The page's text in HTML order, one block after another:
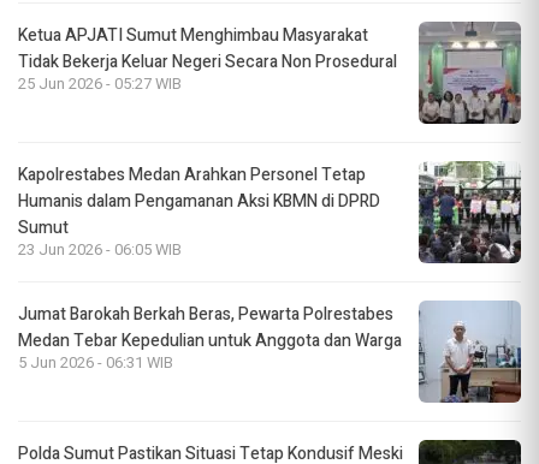
Ketua APJATI Sumut Menghimbau Masyarakat
Tidak Bekerja Keluar Negeri Secara Non Prosedural
25 Jun 2026 - 05:27 WIB
Kapolrestabes Medan Arahkan Personel Tetap
Humanis dalam Pengamanan Aksi KBMN di DPRD
Sumut
23 Jun 2026 - 06:05 WIB
Jumat Barokah Berkah Beras, Pewarta Polrestabes
Medan Tebar Kepedulian untuk Anggota dan Warga
5 Jun 2026 - 06:31 WIB
Polda Sumut Pastikan Situasi Tetap Kondusif Meski